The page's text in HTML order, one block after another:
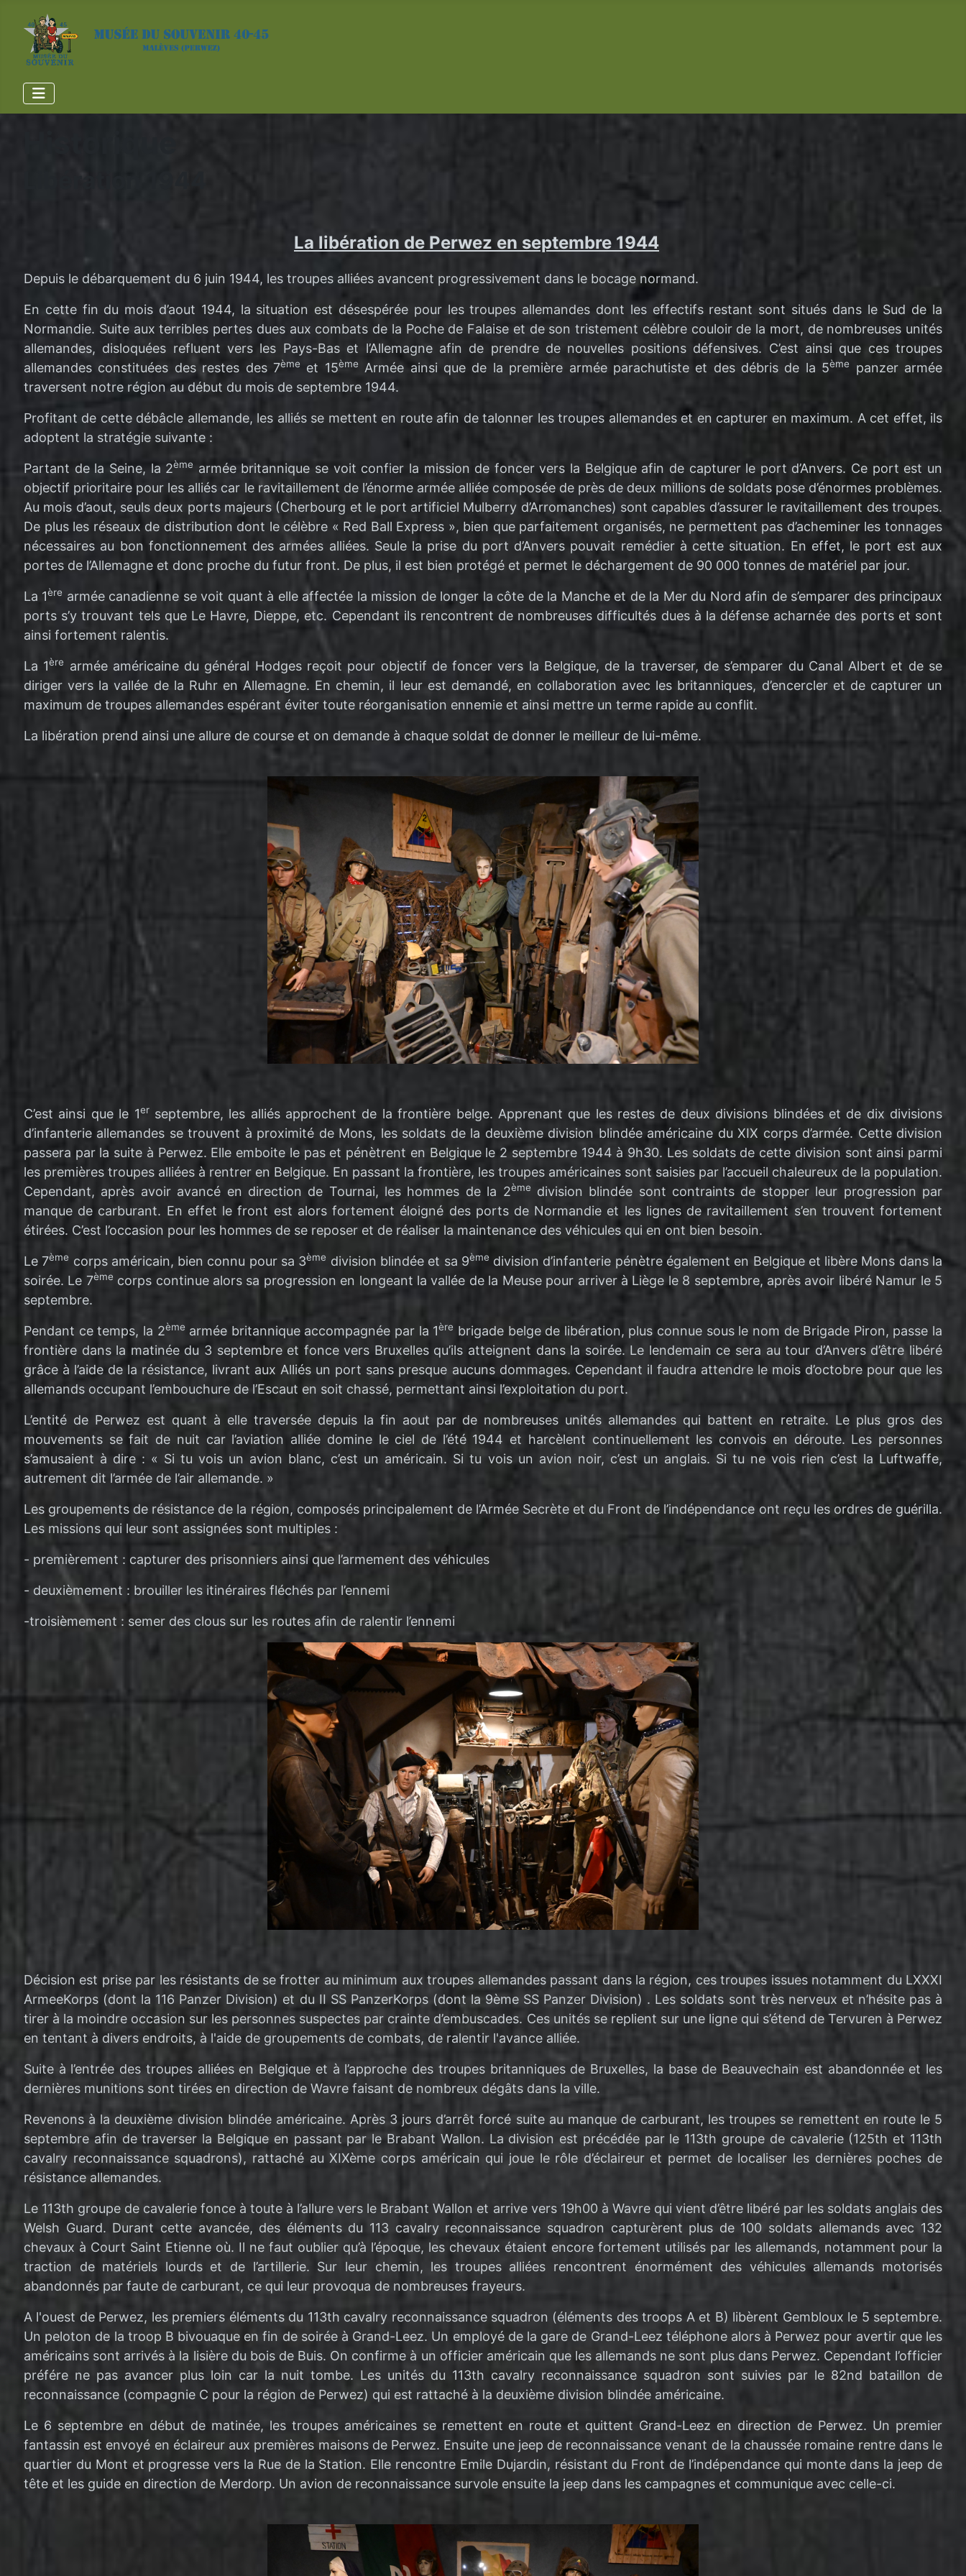
La libération de Perwez en septembre 1944
Depuis le débarquement du 6 juin 1944, les troupes alliées avancent progressivement dans le bocage normand.
En cette fin du mois d’aout 1944, la situation est désespérée pour les troupes allemandes dont les effectifs restant sont situés dans le Sud de la
Normandie. Suite aux terribles pertes dues aux combats de la Poche de Falaise et de son tristement célèbre couloir de la mort, de nombreuses unités
allemandes, disloquées refluent vers les Pays-Bas et l’Allemagne afin de prendre de nouvelles positions défensives. C’est ainsi que ces troupes
allemandes constituées des restes des 7ème et 15ème Armée ainsi que de la première armée parachutiste et des débris de la 5ème
panzer armée
traversent notre région au début du mois de septembre 1944.
Profitant de cette débâcle allemande, les alliés se mettent en route afin de talonner les troupes allemandes et en capturer en maximum. A cet effet, ils
adoptent la stratégie suivante :
Partant de la Seine, la 2ème armée britannique se voit confier la mission de foncer vers la Belgique afin de capturer le port d’Anvers. Ce port est un
objectif prioritaire pour les alliés car le ravitaillement de l’énorme armée alliée composée de près de deux millions de soldats pose d’énormes problèmes.
Au mois d’aout, seuls deux ports majeurs (Cherbourg et le port artificiel Mulberry d’Arromanches) sont capables d’assurer le ravitaillement des troupes.
De plus les réseaux de distribution dont le célèbre « Red Ball Express », bien que parfaitement organisés, ne permettent pas d’acheminer les tonnages
nécessaires au bon fonctionnement des armées alliées. Seule la prise du port d’Anvers pouvait remédier à cette situation. En effet, le port est aux
portes de l’Allemagne et donc proche du futur front. De plus, il est bien protégé et permet le déchargement de 90 000 tonnes de matériel par jour.
La 1ère armée canadienne se voit quant à elle affectée la mission de longer la côte de la Manche et de la Mer du Nord afin de s’emparer des principaux
ports s’y trouvant tels que Le Havre, Dieppe, etc. Cependant ils rencontrent de nombreuses difficultés dues à la défense acharnée des ports et sont
ainsi fortement ralentis.
La 1ère
armée américaine du général Hodges reçoit pour objectif de foncer vers la Belgique, de la traverser, de s’emparer du Canal Albert et de se
diriger vers la vallée de la Ruhr en Allemagne. En chemin, il leur est demandé, en collaboration avec les britanniques, d’encercler et de capturer un
maximum de troupes allemandes espérant éviter toute réorganisation ennemie et ainsi mettre un terme rapide au conflit.
La libération prend ainsi une allure de course et on demande à chaque soldat de donner le meilleur de lui-même.
C’est ainsi que le 1erseptembre, les alliés approchent de la frontière belge. Apprenant que les restes de deux divisions blindées et de dix divisions
d’infanterie allemandes se trouvent à proximité de Mons, les soldats de la deuxième division blindée américaine du XIX corps d’armée. Cette division
passera par la suite à Perwez. Elle emboite le pas et pénètrent en Belgique le 2 septembre 1944 à 9h30. Les soldats de cette division sont ainsi parmi
les premières troupes alliées à rentrer en Belgique. En passant la frontière, les troupes américaines sont saisies par l’accueil chaleureux de la population.
Cependant, après avoir avancé en direction de Tournai, les hommes de la 2ème
division blindée sont contraints de stopper leur progression par
manque de carburant. En effet le front est alors fortement éloigné des ports de Normandie et les lignes de ravitaillement s’en trouvent fortement
étirées. C’est l’occasion pour les hommes de se reposer et de réaliser la maintenance des véhicules qui en ont bien besoin.
Le 7ème corps américain, bien connu pour sa 3ème division blindée et sa 9ème division d’infanterie pénètre également en Belgique et libère Mons dans la
soirée. Le 7ème corps continue alors sa progression en longeant la vallée de la Meuse pour arriver à Liège le 8 septembre, après avoir libéré Namur le 5
septembre.
Pendant ce temps, la 2ème armée britannique accompagnée par la 1ère brigade belge de libération, plus connue sous le nom de Brigade Piron, passe la
frontière dans la matinée du 3 septembre et fonce vers Bruxelles qu’ils atteignent dans la soirée. Le lendemain ce sera au tour d’Anvers d’être libéré
grâce à l’aide de la résistance, livrant aux Alliés un port sans presque aucuns dommages. Cependant il faudra attendre le mois d’octobre pour que les
allemands occupant l’embouchure de l’Escaut en soit chassé, permettant ainsi l’exploitation du port.
L’entité de Perwez est quant à elle traversée depuis la fin aout par de nombreuses unités allemandes qui battent en retraite. Le plus gros des
mouvements se fait de nuit car l’aviation alliée domine le ciel de l’été 1944 et harcèlent continuellement les convois en déroute. Les personnes
s’amusaient à dire : « Si tu vois un avion blanc, c’est un américain. Si tu vois un avion noir, c’est un anglais. Si tu ne vois rien c’est la Luftwaffe,
autrement dit l’armée de l’air allemande. »
Les groupements de résistance de la région, composés principalement de l’Armée Secrète et du Front de l’indépendance ont reçu les ordres de guérilla.
Les missions qui leur sont assignées sont multiples :
- premièrement : capturer des prisonniers ainsi que l’armement des véhicules
- deuxièmement : brouiller les itinéraires fléchés par l’ennemi
-troisièmement : semer des clous sur les routes afin de ralentir l’ennemi
Décision est prise par les résistants de se frotter au minimum aux troupes allemandes passant dans la région, ces troupes issues notamment du LXXXI
ArmeeKorps (dont la 116 Panzer Division) et du II SS PanzerKorps (dont la 9ème SS Panzer Division) . Les soldats sont très nerveux et n’hésite pas à
tirer à la moindre occasion sur les personnes suspectes par crainte d’embuscades. Ces unités se replient sur une ligne qui s’étend de Tervuren à Perwez
en tentant à divers endroits, à l'aide de groupements de combats, de ralentir l'avance alliée.
Suite à l’entrée des troupes alliées en Belgique et à l’approche des troupes britanniques de Bruxelles, la base de Beauvechain est abandonnée et les
dernières munitions sont tirées en direction de Wavre faisant de nombreux dégâts dans la ville.
Revenons à la deuxième division blindée américaine. Après 3 jours d’arrêt forcé suite au manque de carburant, les troupes se remettent en route le 5
septembre afin de traverser la Belgique en passant par le Brabant Wallon. La division est précédée par le 113th groupe de cavalerie (125th et 113th
cavalry reconnaissance squadrons), rattaché au XIXème corps américain qui joue le rôle d’éclaireur et permet de localiser les dernières poches de
résistance allemandes.
Le 113th groupe de cavalerie fonce à toute à l’allure vers le Brabant Wallon et arrive vers 19h00 à Wavre qui vient d’être libéré par les soldats anglais des
Welsh Guard. Durant cette avancée, des éléments du 113 cavalry reconnaissance squadron capturèrent plus de 100 soldats allemands avec 132
chevaux à Court Saint Etienne où. Il ne faut oublier qu’à l’époque, les chevaux étaient encore fortement utilisés par les allemands, notamment pour la
traction de matériels lourds et de l’artillerie. Sur leur chemin, les troupes alliées rencontrent énormément des véhicules allemands motorisés
abandonnés par faute de carburant, ce qui leur provoqua de nombreuses frayeurs.
A l'ouest de Perwez, les premiers éléments du 113th cavalry reconnaissance squadron (éléments des troops A et B) libèrent Gembloux le 5 septembre.
Un peloton de la troop B bivouaque en fin de soirée à Grand-Leez. Un employé de la gare de Grand-Leez téléphone alors à Perwez pour avertir que les
américains sont arrivés à la lisière du bois de Buis. On confirme à un officier américain que les allemands ne sont plus dans Perwez. Cependant l’officier
préfére ne pas avancer plus loin car la nuit tombe. Les unités du 113th cavalry reconnaissance squadron sont suivies par le 82nd bataillon de
reconnaissance (compagnie C pour la région de Perwez) qui est rattaché à la deuxième division blindée américaine.
Le 6 septembre en début de matinée, les troupes américaines se remettent en route et quittent Grand-Leez en direction de Perwez. Un premier
fantassin est envoyé en éclaireur aux premières maisons de Perwez. Ensuite une jeep de reconnaissance venant de la chaussée romaine rentre dans le
quartier du Mont et progresse vers la Rue de la Station. Elle rencontre Emile Dujardin, résistant du Front de l’indépendance qui monte dans la jeep de
tête et les guide en direction de Merdorp. Un avion de reconnaissance survole ensuite la jeep dans les campagnes et communique avec celle-ci.